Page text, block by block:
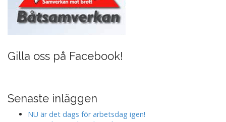
Gilla oss på Facebook!
Senaste inläggen
NU är det dags för arbetsdag igen!